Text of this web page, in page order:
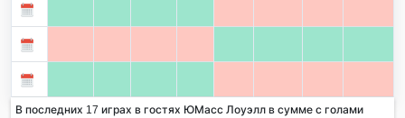
В последних 17 играх в гостях ЮМасс Лоуэлл в сумме с голами